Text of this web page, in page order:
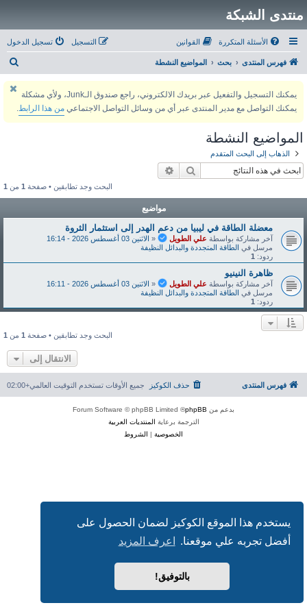
يستخدم هذا الموقع الكوكيز لضمان الحصول على
أفضل تجربه علي موقعنا.
اعرف المزيد
بالتوفيق!
منتدى الشبكة
الأسئلة المتكررة القوانين تسجيل الدخول التسجيل
فهرس المنتدى بحث المواضيع النشطة
يمكنك التسجيل والتفعيل عبر بريدك الالكتروني، راجع صندوق الـJunk، ولأي مشكلة
يمكنك التواصل مع مدير المنتدى عبر أي من وسائل التواصل الاجتماعي من هذا الرابط.
المواضيع النشطة
الذهاب إلى البحث المتقدم
بحث
البحث وجد تطابقين • صفحة 1 من 1
مواضيع
معضلة الطاقة في ليبيا من دعم الهدر إلى استثمار الثروة
آخر مشاركة بواسطة علي الطويل « الاثنين 03 أغسطس 2026 - 16:14
مرسل في الطاقة المتجددة والبدائل النظيفة
ردود: 1
ظاهرة النينيو
آخر مشاركة بواسطة علي الطويل « الاثنين 03 أغسطس 2026 - 16:11
مرسل في الطاقة المتجددة والبدائل النظيفة
ردود: 1
البحث وجد تطابقين • صفحة 1 من 1
الانتقال إلى
فهرس المنتدى جميع الأوقات تستخدم التوقيت العالمي+02:00 حذف الكوكيز
بدعم من phpBB
® Forum Software © phpBB Limited
الترجمة برعاية المنتديات العربية
الخصوصية | الشروط